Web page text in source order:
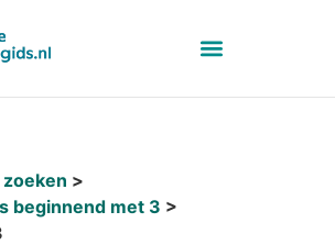
beginnend met 3